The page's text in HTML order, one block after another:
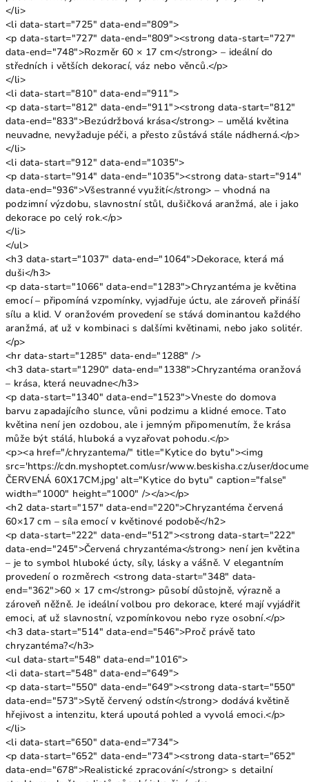
</li>
<li data-start="725" data-end="809">
<p data-start="727" data-end="809"><strong data-start="727"
data-end="748">Rozměr 60 × 17 cm</strong> – ideální do
středních i větších dekorací, váz nebo věnců.</p>
</li>
<li data-start="810" data-end="911">
<p data-start="812" data-end="911"><strong data-start="812"
data-end="833">Bezúdržbová krása</strong> – umělá květina
neuvadne, nevyžaduje péči, a přesto zůstává stále nádherná.</p>
</li>
<li data-start="912" data-end="1035">
<p data-start="914" data-end="1035"><strong data-start="914"
data-end="936">Všestranné využití</strong> – vhodná na
podzimní výzdobu, slavnostní stůl, dušičková aranžmá, ale i jako
dekorace po celý rok.</p>
</li>
</ul>
<h3 data-start="1037" data-end="1064">Dekorace, která má
duši</h3>
<p data-start="1066" data-end="1283">Chryzantéma je květina
emocí – připomíná vzpomínky, vyjadřuje úctu, ale zároveň přináší
sílu a klid. V oranžovém provedení se stává dominantou každého
aranžmá, ať už v kombinaci s dalšími květinami, nebo jako solitér.
</p>
<hr data-start="1285" data-end="1288" />
<h3 data-start="1290" data-end="1338">Chryzantéma oranžová
– krása, která neuvadne</h3>
<p data-start="1340" data-end="1523">Vneste do domova
barvu zapadajícího slunce, vůni podzimu a klidné emoce. Tato
květina není jen ozdobou, ale i jemným připomenutím, že krása
může být stálá, hluboká a vyzařovat pohodu.</p>
<p><a href="/chryzantema/" title="Kytice do bytu"><img
src='https://cdn.myshoptet.com/usr/www.beskisha.cz/user/
ČERVENÁ 60X17CM.jpg' alt="Kytice do bytu" caption="false"
width="1000" height="1000" /></a></p>
<h2 data-start="157" data-end="220">Chryzantéma červená
60×17 cm – síla emocí v květinové podobě</h2>
<p data-start="222" data-end="512"><strong data-start="222"
data-end="245">Červená chryzantéma</strong> není jen květina
– je to symbol hluboké úcty, síly, lásky a vášně. V elegantním
provedení o rozměrech <strong data-start="348" data-
end="362">60 × 17 cm</strong> působí důstojně, výrazně a
zároveň něžně. Je ideální volbou pro dekorace, které mají vyjádřit
emoci, ať už slavnostní, vzpomínkovou nebo ryze osobní.</p>
<h3 data-start="514" data-end="546">Proč právě tato
chryzantéma?</h3>
<ul data-start="548" data-end="1016">
<li data-start="548" data-end="649">
<p data-start="550" data-end="649"><strong data-start="550"
data-end="573">Sytě červený odstín</strong> dodává květině
hřejivost a intenzitu, která upoutá pohled a vyvolá emoci.</p>
</li>
<li data-start="650" data-end="734">
<p data-start="652" data-end="734"><strong data-start="652"
data-end="678">Realistické zpracování</strong> s detailní